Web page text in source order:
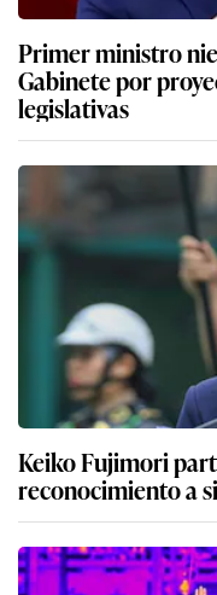
Primer ministro
Gabinete por
legislativas
Keiko Fujimori
reconocimiento a